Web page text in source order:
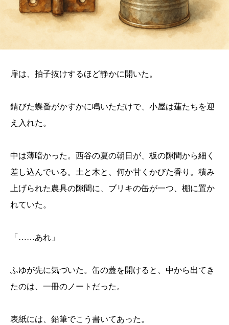
扉は、拍子抜けするほど静かに開いた。
錆びた蝶番がかすかに鳴いただけで、小屋は蓮たちを迎
え入れた。
中は薄暗かった。西谷の夏の朝日が、板の隙間から細く
差し込んでいる。土と木と、何か甘くかびた香り。積み
上げられた農具の隙間に、ブリキの缶が一つ、棚に置か
れていた。
「……あれ」
ふゆが先に気づいた。缶の蓋を開けると、中から出てき
たのは、一冊のノートだった。
表紙には、鉛筆でこう書いてあった。